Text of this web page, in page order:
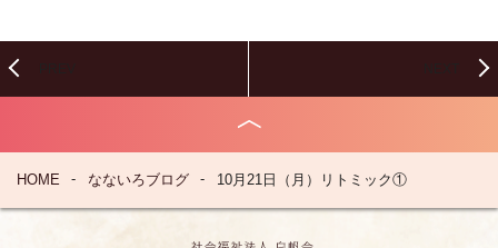
HOME なないろブログ 10月21日（月）リトミック①